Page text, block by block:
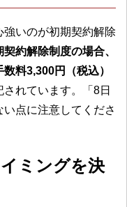
強いのが初期契約解除
契約解除制度の場合、
料3,300円（税込）
されています。「8日
点に注意してくださ
ミングを決